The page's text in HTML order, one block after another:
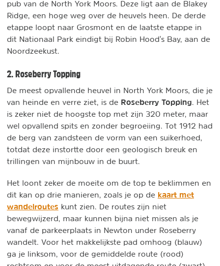
pub van de North York Moors. Deze ligt aan de Blakey
Ridge, een hoge weg over de heuvels heen. De derde
etappe loopt naar Grosmont en de laatste etappe in
dit Nationaal Park eindigt bij Robin Hood's Bay, aan de
Noordzeekust.
2. Roseberry Topping
De meest opvallende heuvel in North York Moors, die je
van heinde en verre ziet, is de Roseberry Topping. Het
is zeker niet de hoogste top met zijn 320 meter, maar
wel opvallend spits en zonder begroeiing. Tot 1912 had
de berg van zandsteen de vorm van een suikerhoed,
totdat deze instortte door een geologisch breuk en
trillingen van mijnbouw in de buurt.
Het loont zeker de moeite om de top te beklimmen en
dit kan op drie manieren, zoals je op de kaart met
wandelroutes kunt zien. De routes zijn niet
bewegwijzerd, maar kunnen bijna niet missen als je
vanaf de parkeerplaats in Newton under Roseberry
wandelt. Voor het makkelijkste pad omhoog (blauw)
ga je linksom, voor de gemiddelde route (rood)